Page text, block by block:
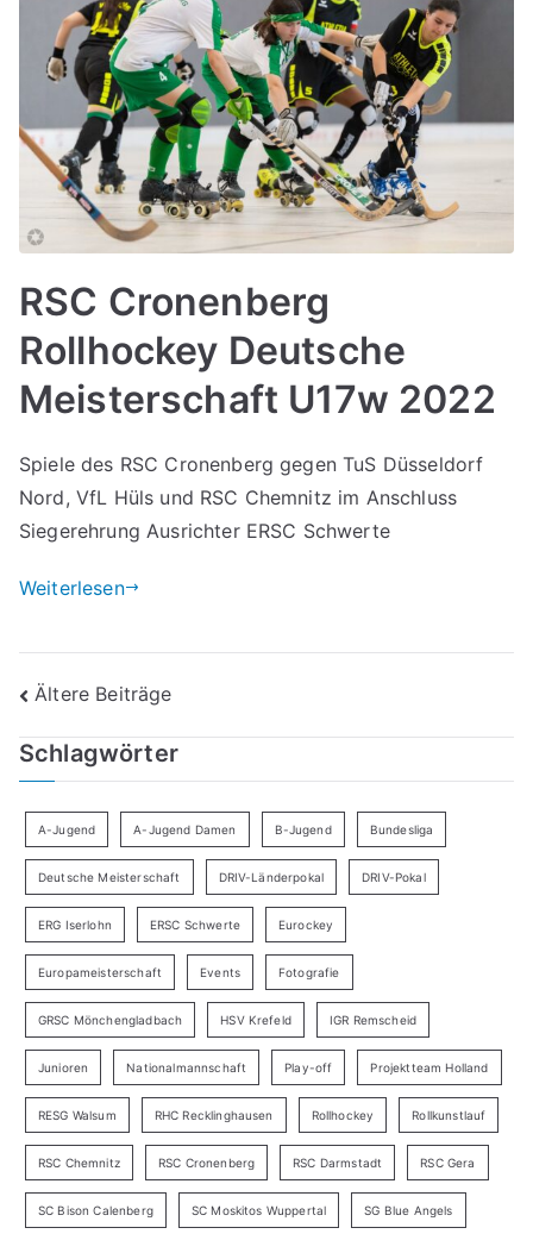
RSC Cronenberg
Rollhockey Deutsche
Meisterschaft U17w 2022
Spiele des RSC Cronenberg gegen TuS Düsseldorf
Nord, VfL Hüls und RSC Chemnitz im Anschluss
Siegerehrung Ausrichter ERSC Schwerte
Weiterlesen
Beitragsnavigation
Ältere Beiträge
Schlagwörter
A-Jugend A-Jugend Damen B-Jugend Bundesliga
Deutsche Meisterschaft DRIV-Länderpokal DRIV-Pokal
ERG Iserlohn ERSC Schwerte Eurockey
Europameisterschaft Events Fotografie
GRSC Mönchengladbach HSV Krefeld IGR Remscheid
Junioren Nationalmannschaft Play-off Projektteam Holland
RESG Walsum RHC Recklinghausen Rollhockey Rollkunstlauf
RSC Chemnitz RSC Cronenberg RSC Darmstadt RSC Gera
SC Bison Calenberg SC Moskitos Wuppertal SG Blue Angels